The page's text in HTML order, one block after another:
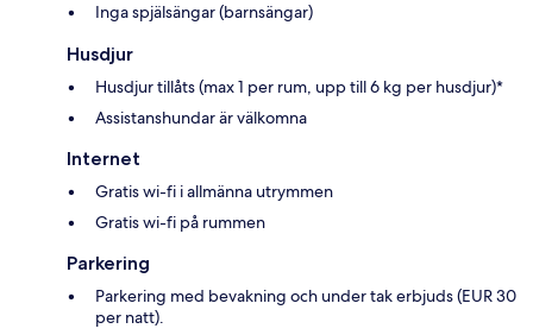
Inga spjälsängar (barnsängar)
Husdjur
Husdjur tillåts (max 1 per rum, upp till 6 kg per husdjur)*
Assistanshundar är välkomna
Internet
Gratis wi-fi i allmänna utrymmen
Gratis wi-fi på rummen
Parkering
Parkering med bevakning och under tak erbjuds (EUR 30
per natt).